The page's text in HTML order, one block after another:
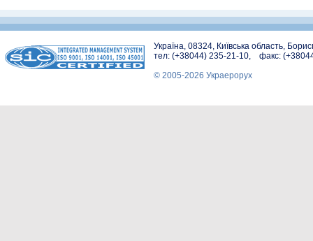
Україна, 08324, Київська область,
тел: (+38044) 235-21-10, факс:
© 2005-2026 Украерорух